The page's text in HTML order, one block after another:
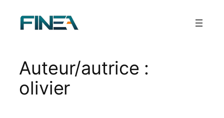
Auteur/autrice :
olivier